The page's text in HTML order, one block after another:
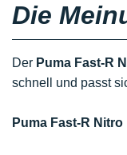
Die
Der Puma Fast-R
schnell und passt
Puma Fast-R